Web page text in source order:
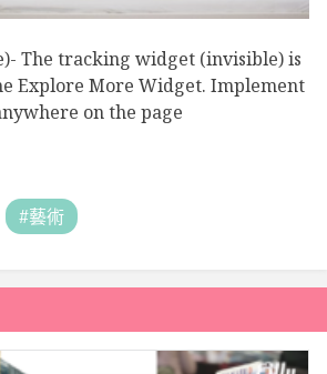
The tracking widget (invisible) is
Explore More Widget. Implement
on the page
#藝術